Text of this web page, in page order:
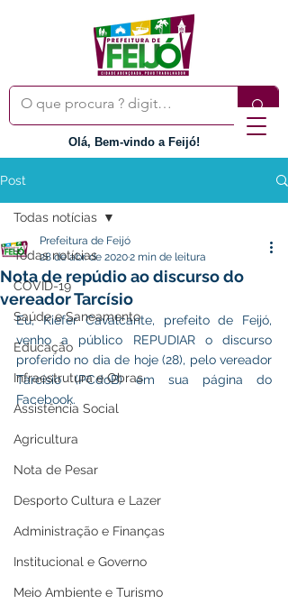
Olá, Bem-vindo a Feijó!
Post
Todas notícias
COVID-19
Saúde e Saneamento
Educação
Infraestrutura e Obras
Assistência Social
Agricultura
Nota de Pesar
Desporto Cultura e Lazer
Administração e Finanças
Institucional e Governo
Meio Ambiente e Turismo
Todas notícias
Nota de repúdio ao discurso do
vereador Tarcísio
Prefeitura de Feijó
28 de abr. de 20202 min de leitura
Eu, Kiefer Cavalcante, prefeito de Feijó,
venho a público REPUDIAR o discurso
proferido no dia de hoje (28), pelo vereador
Tarcísio (PCdoB) em sua página do
Facebook.